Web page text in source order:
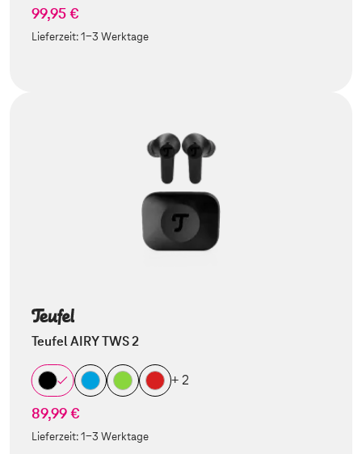
99,95 €
Lieferzeit:1-3 Werktage
Teufel AIRY TWS 2
+ 2
89,99 €
Lieferzeit:1-3 Werktage